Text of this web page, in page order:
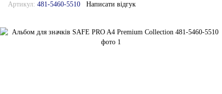
Артикул: 481-5460-5510 Написати відгук